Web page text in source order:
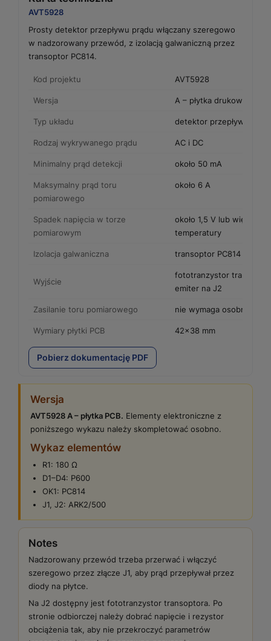
AVT5928
Prosty detektor przepływu prądu włączany szeregowo
w nadzorowany przewód, z izolacją galwaniczną przez
transoptor PC814.
Kod projektu AVT5928
Wersja A – płytka drukowana
Typ układu detektor przepływu
Rodzaj wykrywanego prądu AC i DC
Minimalny prąd detekcji około 50 mA
Maksymalny prąd toru
pomiarowego
około 6 A
Spadek napięcia w torze
pomiarowym
około 1,5 V lub więcej,
temperatury
Izolacja galwaniczna transoptor PC814
Wyjście
fototranzystor
emiter na J2
Zasilanie toru pomiarowego nie wymaga osobnego
Wymiary płytki PCB 42×38 mm
Pobierz dokumentację PDF
Wersja
AVT5928 A – płytka PCB. Elementy elektroniczne z
poniższego wykazu należy skompletować osobno.
Wykaz elementów
R1: 180 Ω
D1–D4: P600
OK1: PC814
J1, J2: ARK2/500
Notes
Nadzorowany przewód trzeba przerwać i włączyć
szeregowo przez złącze J1, aby prąd przepływał przez
diody na płytce.
Na J2 dostępny jest fototranzystor transoptora. Po
stronie odbiorczej należy dobrać napięcie i rezystor
obciążenia tak, aby nie przekroczyć parametrów